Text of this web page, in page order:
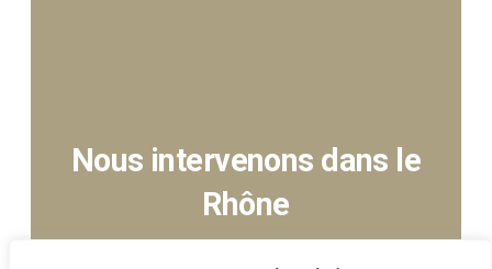
Nous intervenons dans le
Rhône